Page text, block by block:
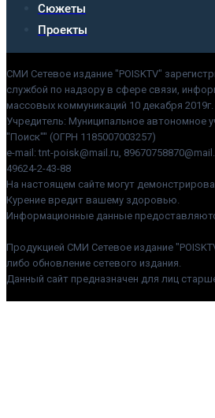
Сюжеты
Проекты
СМИ Сетевое издание "POISKTV"
службой по надзору в сфере связи,
массовых коммуникаций 10 декабря
Учредитель: Муниципальное автономное
"Поиск"" (ОГРН 1185007003257)
e-mail: tnt-poisk@mail.ru,
49624-2-43-88
На настоящем сайте могут
Курение вредит вашему здоровью.
Информационные данные
Продукцией СМИ Сетевое издание
либо обновление сетевого издания.
Данный сайт предназначен для лиц